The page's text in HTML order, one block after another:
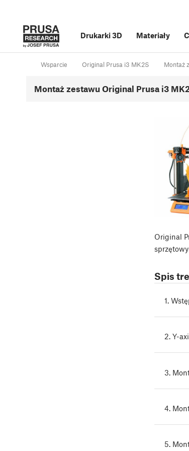
Drukarki 3D Materiały
Wsparcie Original Prusa i3 MK2S Montaż
Montaż zestawu Original Prusa i3
Original
Spis
1.
2. Y-
3.
4.
5.